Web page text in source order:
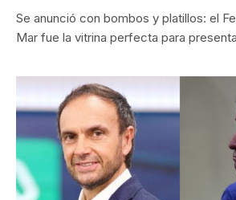
Se anunció con bombos y platillos: el
Mar fue la vitrina perfecta para